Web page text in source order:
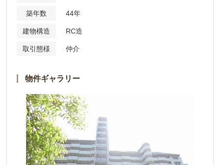
築年数 44年
建物構造 RC造
取引態様 仲介
物件ギャラリー